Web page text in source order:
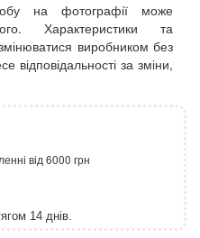
на фотографії може
Характеристики та
виробником без
відповідальності за зміни,
від 6000 грн
14 днів.